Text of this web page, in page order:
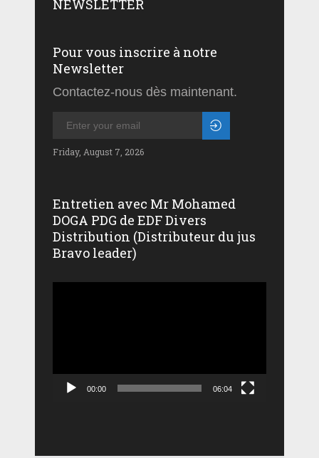
NEWSLETTER
Pour vous inscrire à notre
Newsletter
Contactez-nous dès maintenant.
Friday, August 7, 2026
Entretien avec Mr Mohamed
DOGA PDG de EDF Divers
Distribution (Distributeur du jus
Bravo leader)
00:00 06:04